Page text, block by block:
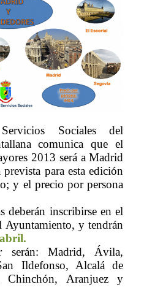
Sociales del
comunica que el
2013 será a Madrid
para esta edición
y el precio por persona
deberán inscribirse en el
Ayuntamiento, y tendrán
serán: Madrid, Ávila,
Ildefonso, Alcalá de
Chinchón, Aranjuez y